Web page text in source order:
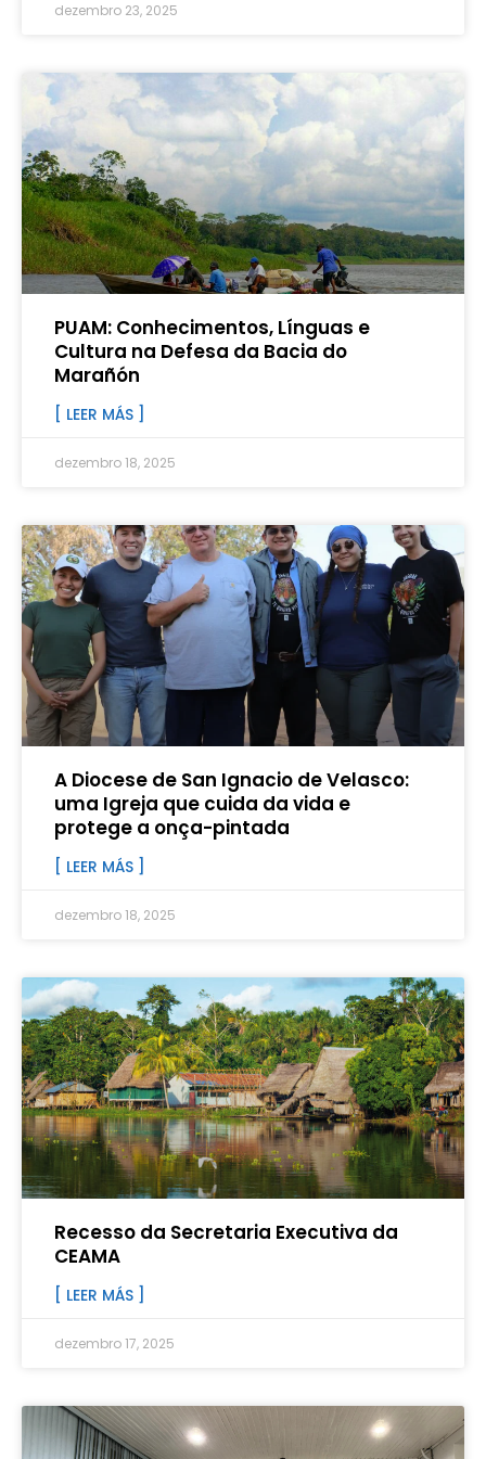
dezembro 23, 2025
PUAM: Conhecimentos, Línguas e
Cultura na Defesa da Bacia do
Marañón
[ LEER MÁS ]
dezembro 18, 2025
A Diocese de San Ignacio de Velasco:
uma Igreja que cuida da vida e
protege a onça-pintada
[ LEER MÁS ]
dezembro 18, 2025
Recesso da Secretaria Executiva da
CEAMA
[ LEER MÁS ]
dezembro 17, 2025